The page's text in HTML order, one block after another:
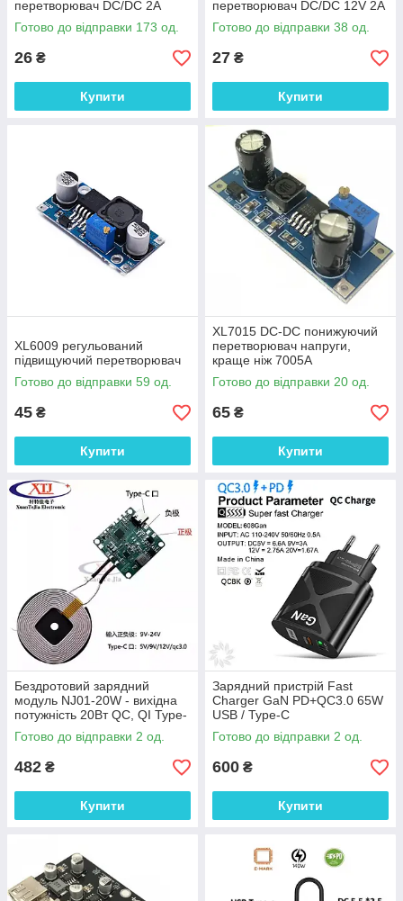
перетворювач DC/DC 2A
Готово до відправки 173 од.
26 ₴
Купити
перетворювач DC/DC 12V 2A
Готово до відправки 38 од.
27 ₴
Купити
XL6009 регульований
підвищуючий перетворювач
Готово до відправки 59 од.
45 ₴
Купити
XL7015 DC-DC понижуючий
перетворювач напруги,
краще ніж 7005A
Готово до відправки 20 од.
65 ₴
Купити
Бездротовий зарядний
модуль NJ01-20W - вихідна
потужність 20Вт QC, QI Type-
C
Готово до відправки 2 од.
482 ₴
Купити
Зарядний пристрій Fast
Charger GaN PD+QC3.0 65W
USB / Type-C
Готово до відправки 2 од.
600 ₴
Купити